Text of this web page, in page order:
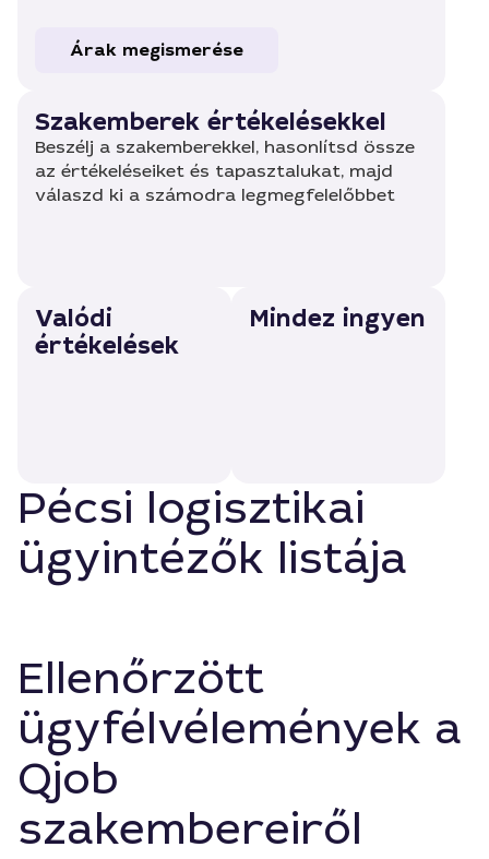
Árak megismerése
Szakemberek értékelésekkel
Beszélj a szakemberekkel, hasonlítsd össze
az értékeléseiket és tapasztalukat, majd
válaszd ki a számodra legmegfelelőbbet
Valódi
értékelések
Mindez ingyen
Pécsi logisztikai
ügyintézők listája
Ellenőrzött
ügyfélvélemények a
Qjob
szakembereiről